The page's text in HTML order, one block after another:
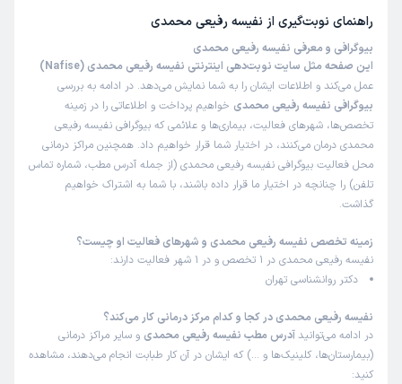
صبور بودن و با انرژی مثبت و با تجربه در زمینه مشکلات زوج
درمانی و من نتیجه خوبی گرفتم
علت مراجعه: مشاوره در زمینه مشکلات زناشویی و خانوادگی
راهنمای نوبت‌گیری از نفیسه رفیعی محمدی
بیوگرافی و معرفی نفیسه رفیعی محمدی
این صفحه مثل سایت نوبت‌دهی اینترنتی نفیسه رفیعی محمدی (Nafise)
عمل می‌کند و اطلاعات ایشان را به شما نمایش می‌دهد. در ادامه به بررسی
بیوگرافی نفیسه رفیعی محمدی خواهیم پرداخت و اطلاعاتی را در زمینه
تخصص‌ها، شهرهای فعالیت، بیماری‌ها و علائمی که بیوگرافی نفیسه رفیعی
محمدی درمان می‌کنند، در اختیار شما قرار خواهیم داد. همچنین مراکز درمانی
محل فعالیت بیوگرافی نفیسه رفیعی محمدی (از جمله آدرس مطب، شماره تماس
تلفن) را چنانچه در اختیار ما قرار داده باشند، با شما به اشتراک خواهیم
گذاشت.
زمینه تخصص نفیسه رفیعی محمدی و شهرهای فعالیت او چیست؟
نفیسه رفیعی محمدی در 1 تخصص و در 1 شهر فعالیت دارند:
دکتر روانشناسی تهران
نفیسه رفیعی محمدی در کجا و کدام مرکز درمانی کار می‌کند؟
در ادامه می‌توانید آدرس مطب نفیسه رفیعی محمدی و سایر مراکز درمانی
(بیمارستان‌ها، کلینیک‌ها و …) که ایشان در آن کار طبابت انجام می‌دهند، مشاهده
کنید: